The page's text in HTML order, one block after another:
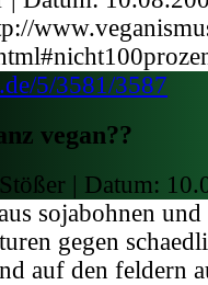
5/3581/3587
vegan??
| Datum:
sojabohnen
gegen
auf den feldern